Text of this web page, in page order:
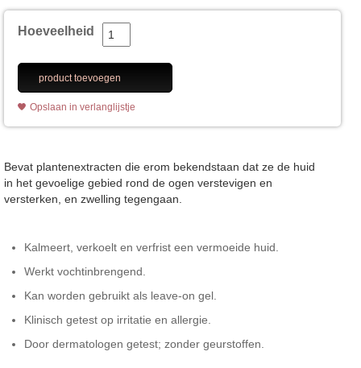
Hoeveelheid
product toevoegen
Opslaan in verlanglijstje
Bevat plantenextracten die erom bekendstaan dat ze de huid
in het gevoelige gebied rond de ogen verstevigen en
versterken, en zwelling tegengaan.
Kalmeert, verkoelt en verfrist een vermoeide huid.
Werkt vochtinbrengend.
Kan worden gebruikt als leave-on gel.
Klinisch getest op irritatie en allergie.
Door dermatologen getest; zonder geurstoffen.